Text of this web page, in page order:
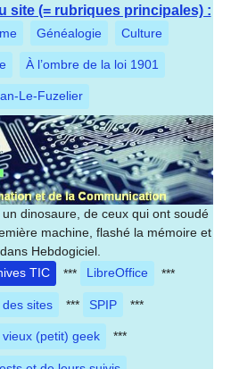
site (= rubriques principales) :
Généalogie Culture
À l’ombre de la loi 1901
Le-Fuzelier
dinosaure, de ceux qui ont soudé
machine, flashé la mémoire et
Hebdogiciel.
TIC *** LibreOffice ***
sites *** SPIP ***
vieux (petit) geek ***